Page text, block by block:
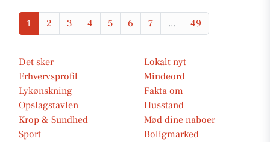
1 2 3 4 5 6 7 ... 49
Det sker
Lokalt nyt
Erhvervsprofil
Mindeord
Lykønskning
Fakta om
Opslagstavlen
Husstand
Krop & Sundhed
Mød dine naboer
Sport
Boligmarked